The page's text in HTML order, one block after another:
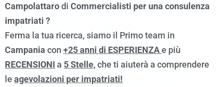
Campolattarodi Commercialisti per una consulenza
impatriati ?
Ferma la tua ricerca, siamo il Primo team in
Campania con +25 anni di ESPERIENZAe più
RECENSIONI a 5 Stelle,che ti aiuterà a comprendere
le agevolazioni per impatriati!